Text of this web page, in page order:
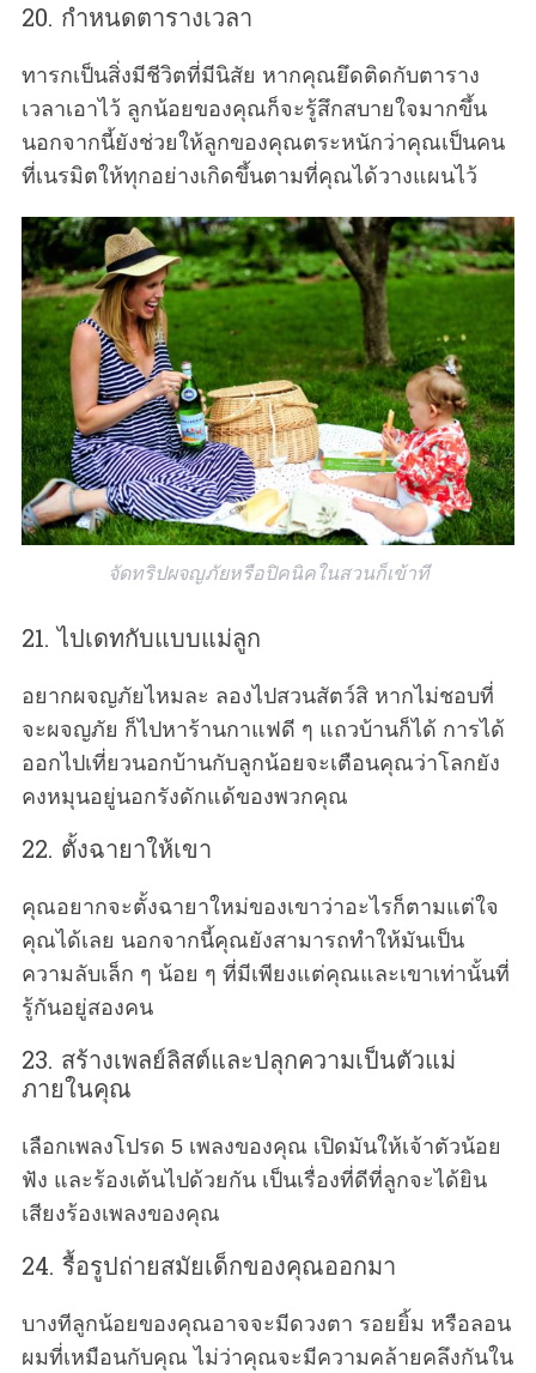
20. กำหนดตารางเวลา
ทารกเป็นสิ่งมีชีวิตที่มีนิสัย หากคุณยึดติดกับตาราง
เวลาเอาไว้ ลูกน้อยของคุณก็จะรู้สึกสบายใจมากขึ้น
นอกจากนี้ยังช่วยให้ลูกของคุณตระหนักว่าคุณเป็นคน
ที่เนรมิตให้ทุกอย่างเกิดขึ้นตามที่คุณได้วางแผนไว้
จัดทริปผจญภัยหรือปิคนิคในสวนก็เข้าที
21. ไปเดทกับแบบแม่ลูก
อยากผจญภัยไหมละ ลองไปสวนสัตว์สิ หากไม่ชอบที่
จะผจญภัย ก็ไปหาร้านกาแฟดี ๆ แถวบ้านก็ได้ การได้
ออกไปเที่ยวนอกบ้านกับลูกน้อยจะเตือนคุณว่าโลกยัง
คงหมุนอยู่นอกรังดักแด้ของพวกคุณ
22. ตั้งฉายาให้เขา
คุณอยากจะตั้งฉายาใหม่ของเขาว่าอะไรก็ตามแต่ใจ
คุณได้เลย นอกจากนี้คุณยังสามารถทำให้มันเป็น
ความลับเล็ก ๆ น้อย ๆ ที่มีเพียงแต่คุณและเขาเท่านั้นที่
รู้กันอยู่สองคน
23. สร้างเพลย์ลิสต์และปลุกความเป็นตัวแม่
ภายในคุณ
เลือกเพลงโปรด 5 เพลงของคุณ เปิดมันให้เจ้าตัวน้อย
ฟัง และร้องเต้นไปด้วยกัน เป็นเรื่องที่ดีที่ลูกจะได้ยิน
เสียงร้องเพลงของคุณ
24. รื้อรูปถ่ายสมัยเด็กของคุณออกมา
บางทีลูกน้อยของคุณอาจจะมีดวงตา รอยยิ้ม หรือลอน
ผมที่เหมือนกับคุณ ไม่ว่าคุณจะมีความคล้ายคลึงกันใน
S
c
h
f
r